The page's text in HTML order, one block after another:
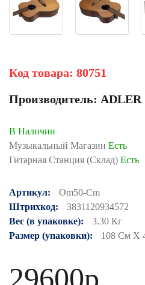
Код товара: 80751
Производитель: ADLER
В Наличии
Музыкальный Магазин Есть
Гитарная Станция (Склад) Есть
Артикул:
Om50-Cm
Штрихкод:
3831120934572
Вес (в упаковке):
3.30 Кг
Размер (упаковки):
108 См X